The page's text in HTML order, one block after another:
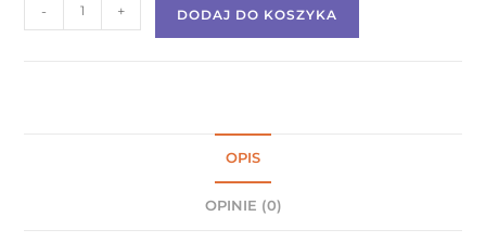
- + DODAJ DO KOSZYKA
OPIS
OPINIE (0)